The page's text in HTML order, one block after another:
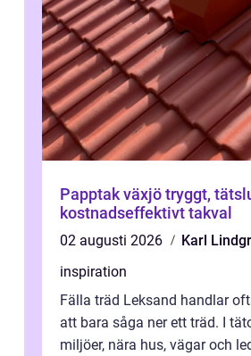
Papptak växjö tryggt, tätslutet och
kostnadseffektivt takval
02 augusti 2026
Karl
inspiration
Fälla träd Leksand handlar
att bara såga ner ett träd. I
miljöer, nära hus, vägar och